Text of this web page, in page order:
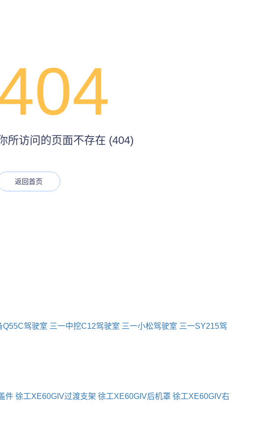
所访问的页面不存在 (404)
返回首页
Q55C驾驶室 三一中挖C12驾驶室 三一小松驾驶室 三一SY215驾
件 徐工XE60GIV过渡支架 徐工XE60GIV后机罩 徐工XE60GIV右